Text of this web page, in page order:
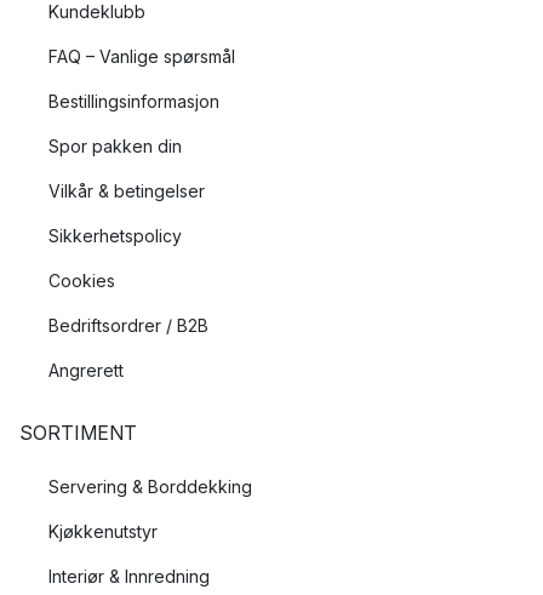
Kundeklubb
FAQ – Vanlige spørsmål
Bestillingsinformasjon
Spor pakken din
Vilkår & betingelser
Sikkerhetspolicy
Cookies
Bedriftsordrer / B2B
Angrerett
SORTIMENT
Servering & Borddekking
Kjøkkenutstyr
Interiør & Innredning